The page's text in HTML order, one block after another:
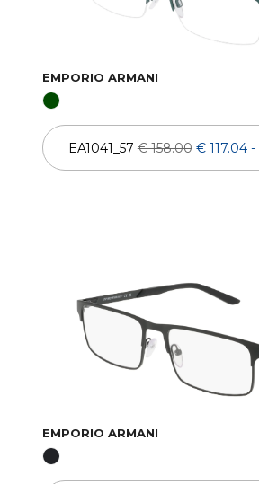
EMPORIO ARMANI
EA1041_57€ 158.00 € 117.04 -
EMPORIO ARMANI